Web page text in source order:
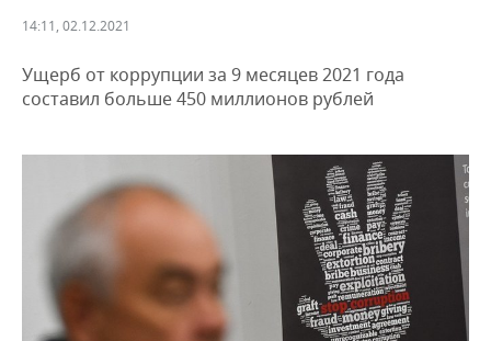
ДЕКЛАРАЦИИ О ДОХОДАХ
КОМУ ПРИНАДЛЕЖАТ
ТОРГОВЫЕ ЦЕНТРЫ
ТАТАРСТАНА
НОВОСТИ ЭКОНОМИКИ
БЮДЖЕТ
ИНВЕСТИЦИИ
ПРОМЫШЛЕННОСТЬ
АГРОПРОМ
МАШИНОСТРОЕНИЕ
НЕФТЕХИМИЯ
НЕФТЬ
НОВОСТИ АВТО
БИЗНЕС
НОВОСТИ БИЗНЕСА
РОЗНИЧНАЯ ТОРГОВЛЯ
ТЕХНОЛОГИИ
НОВОСТИ ТЕХНОЛОГИЙ
МЕРОПРИЯТИЯ
14:11, 02.12.2021
Ущерб от коррупции за 9 месяцев 2021 года
составил больше 450 миллионов рублей